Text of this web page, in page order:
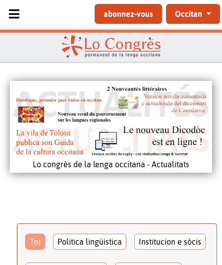
Sélectionnez votre langue
abonnez-vous Occitan
Lo congrès de la lenga occitana - Actualitats
Tot Politica lingüistica Institucion e sòcis